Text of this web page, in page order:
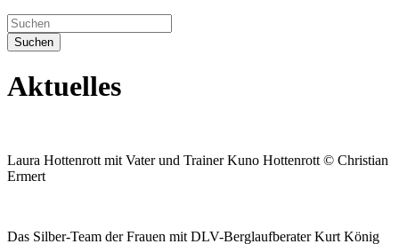
Suchen
Aktuelles
Laura Hottenrott mit Vater und Trainer Kuno Hottenrott © Christian
Ermert
Das Silber-Team der Frauen mit DLV-Berglaufberater Kurt König